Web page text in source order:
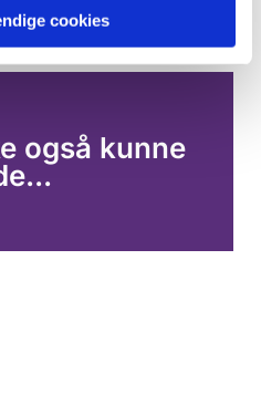
cookies
også kunne